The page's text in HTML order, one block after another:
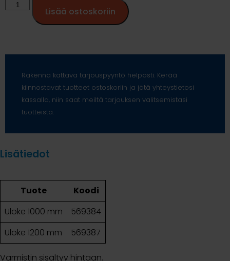
Lisää ostoskoriin
Rakenna kattava tarjouspyyntö helposti. Kerää
kiinnostavat tuotteet ostoskoriin ja jätä yhteystietosi
kassalla, niin saat meiltä tarjouksen valitsemistasi
tuotteista.
Lisätiedot
Tuote
Koodi
Uloke 1000 mm
569384
Uloke 1200 mm
569387
Varmistin sisältyy hintaan.